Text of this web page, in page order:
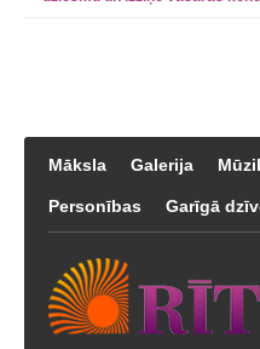
Māksla Galerija
Personības Garīgā